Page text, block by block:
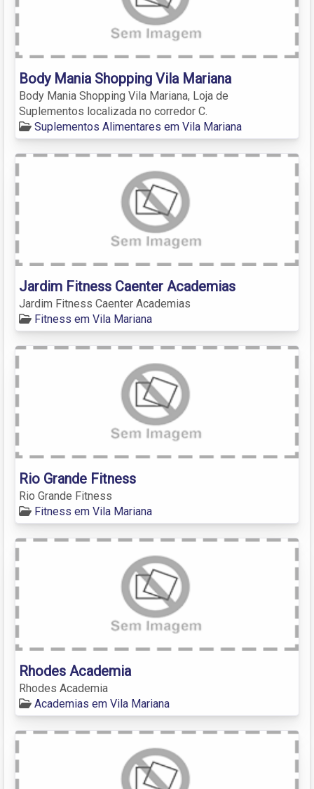
Body Mania Shopping Vila Mariana
Body Mania Shopping Vila Mariana, Loja de
Suplementos localizada no corredor C.
Suplementos Alimentares em Vila Mariana
Jardim Fitness Caenter Academias
Jardim Fitness Caenter Academias
Fitness em Vila Mariana
Rio Grande Fitness
Rio Grande Fitness
Fitness em Vila Mariana
Rhodes Academia
Rhodes Academia
Academias em Vila Mariana